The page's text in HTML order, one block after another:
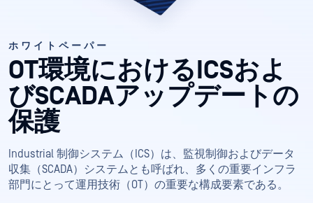
ホワイトペーパー
OT環境におけるICSおよ
びSCADAアップデートの
保護
Industrial 制御システム（ICS）は、監視制御およびデータ
収集（SCADA）システムとも呼ばれ、多くの重要インフラ
部門にとって運用技術（OT）の重要な構成要素である。